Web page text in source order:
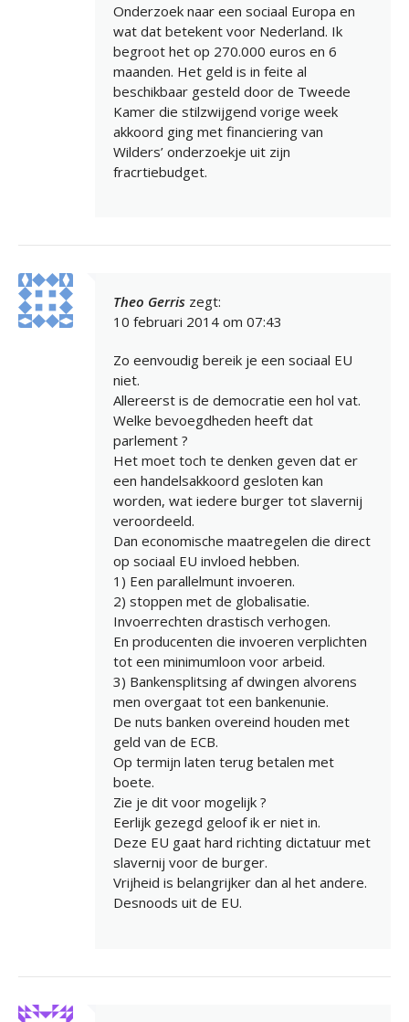
Onderzoek naar een sociaal Europa en
wat dat betekent voor Nederland. Ik
begroot het op 270.000 euros en 6
maanden. Het geld is in feite al
beschikbaar gesteld door de Tweede
Kamer die stilzwijgend vorige week
akkoord ging met financiering van
Wilders’ onderzoekje uit zijn
fracrtiebudget.
Theo Gerris zegt:
10 februari 2014 om 07:43
Zo eenvoudig bereik je een sociaal EU
niet.
Allereerst is de democratie een hol vat.
Welke bevoegdheden heeft dat
parlement ?
Het moet toch te denken geven dat er
een handelsakkoord gesloten kan
worden, wat iedere burger tot slavernij
veroordeeld.
Dan economische maatregelen die direct
op sociaal EU invloed hebben.
1) Een parallelmunt invoeren.
2) stoppen met de globalisatie.
Invoerrechten drastisch verhogen.
En producenten die invoeren verplichten
tot een minimumloon voor arbeid.
3) Bankensplitsing af dwingen alvorens
men overgaat tot een bankenunie.
De nuts banken overeind houden met
geld van de ECB.
Op termijn laten terug betalen met
boete.
Zie je dit voor mogelijk ?
Eerlijk gezegd geloof ik er niet in.
Deze EU gaat hard richting dictatuur met
slavernij voor de burger.
Vrijheid is belangrijker dan al het andere.
Desnoods uit de EU.